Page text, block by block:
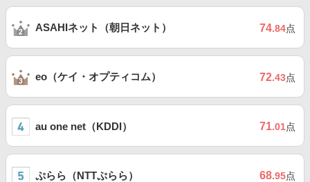
ASAHIネット（朝日ネット） 74.84点
eo（ケイ・オプティコム） 72.43点
au one net（KDDI） 71.01点
ぷらら（NTTぷらら） 68.95点